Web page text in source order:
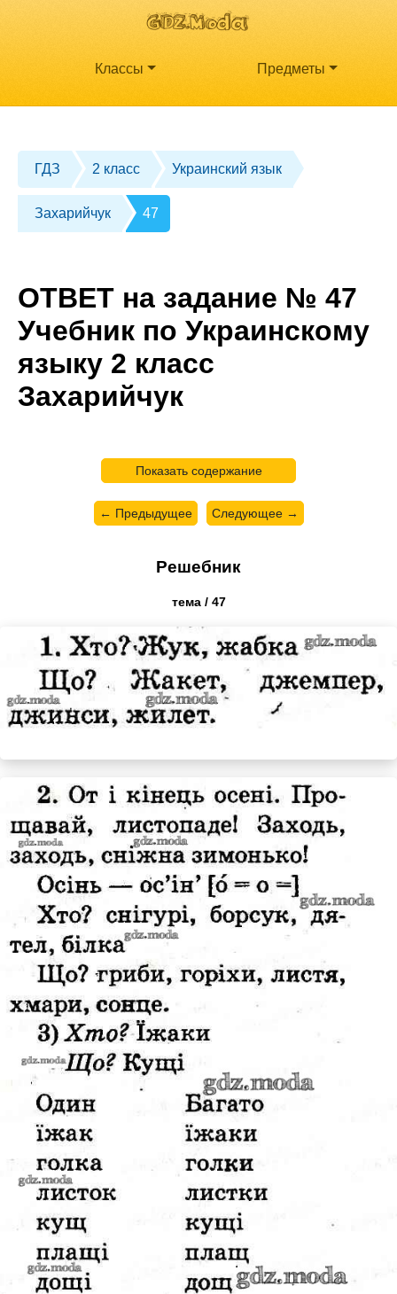
Классы Предметы
ГДЗ 2 класс Украинский язык
Захарийчук 47
ОТВЕТ на задание № 47
Учебник по Украинскому
языку 2 класс
Захарийчук
Показать содержание
← Предыдущее Следующее →
Решебник
тема / 47